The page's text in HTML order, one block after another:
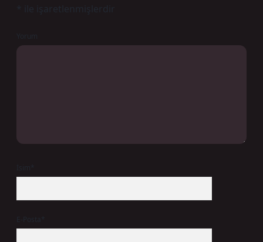
ile işaretlenmişlerdir